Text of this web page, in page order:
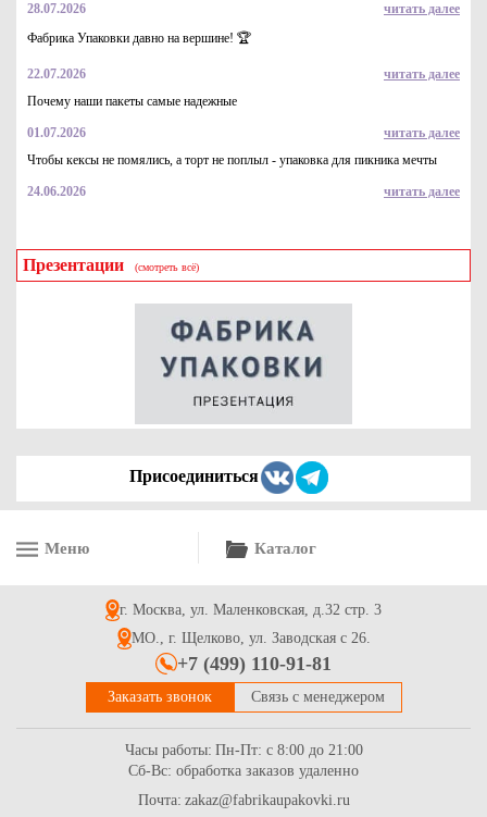
Пакет бумажный серия FUPECO Крафт большой с кручеными
ручками 80 гр/м 450*350*150 мм
15.9 Купить
Пакет бумажный крафт с прозрачным окошком для выпечки,
р-р 300*120*60*50
Пакет пищевой бумажный 70 гр./м2, Крафт, 1 сл 385*320*200
28.07.2026
читать далее
Фабрика Упаковки давно на вершине! 🏆
22.07.2026
читать далее
Почему наши пакеты самые надежные
01.07.2026
читать далее
Чтобы кексы не помялись, а торт не поплыл - упаковка для пикника мечты
24.06.2026 читать далее
Презентации (смотреть всё)
Присоединиться
Меню Каталог
г. Москва, ул. Маленковская, д.32 стр. 3
МО., г. Щелково, ул. Заводская с 26.
+7 (499) 110-91-81
Заказать звонок Связь с менеджером
Часы работы: Пн-Пт: с 8:00 до 21:00
Сб-Вс: обработка заказов удаленно
Почта: zakaz@fabrikaupakovki.ru